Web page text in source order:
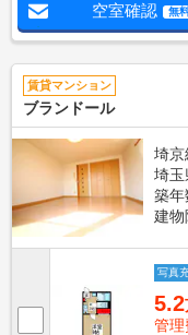
空室確認 無
賃貸マンション
ブランドール
埼京
埼玉
築年
建物
写真
5.2
管理